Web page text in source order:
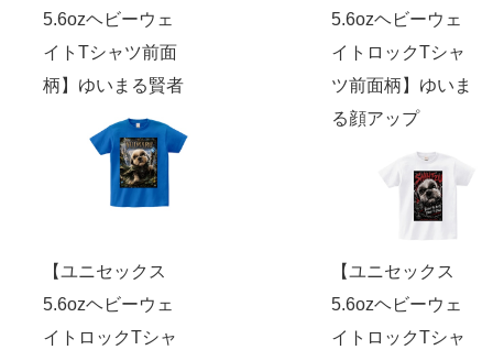
5.6ozヘビーウェ
イトTシャツ前面
柄】ゆいまる賢者
5.6ozヘビーウェ
イトロックTシャ
ツ前面柄】ゆいま
る顔アップ
【ユニセックス
5.6ozヘビーウェ
イトロックTシャ
【ユニセックス
5.6ozヘビーウェ
イトロックTシャ